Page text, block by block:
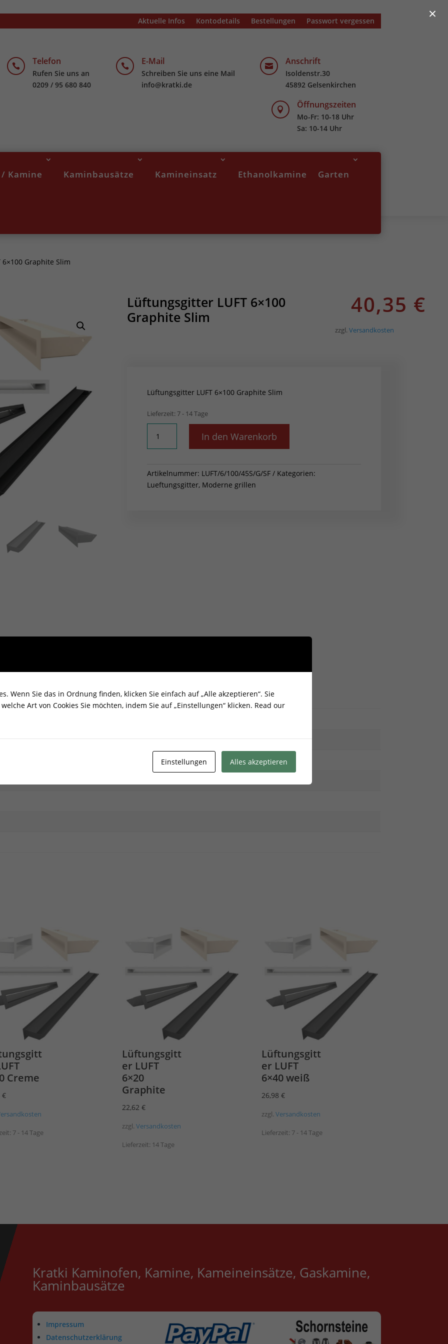
Aktuelle Infos Kontodetails Bestellungen Passwort vergessen
 Telefon
Rufen Sie uns an
0209 / 95 680 840
 E-Mail
Schreiben Sie uns eine Mail
info@kratki.de
 Anschrift
Isoldenstr.30
45892 Gelsenkirchen
 Öffnungszeiten
Mo-Fr: 10-18 Uhr
Sa: 10-14 Uhr
Kamine Kaminbausätze Kamineinsatz Ethanolkamine Garten
Graphite Slim
Lüftungsgitter LUFT 6×100
Graphite Slim
40,35 €
zzgl. Versandkosten
Lüftungsgitter LUFT 6×100 Graphite Slim
Lieferzeit: 7 - 14 Tage
LUFT
6x100
Slim
Menge
In den Warenkorb
Artikelnummer: LUFT/6/100/45S/G/SF
Kategorien:
Lueftungsgitter, Moderne grillen
Creme
€
7 - 14 Tage
Lüftungsgitt
er LUFT
6×20
Graphite
22,62€
zzgl.Versandkosten
Lieferzeit: 14 Tage
Lüftungsgitt
er LUFT
6×40 weiß
26,98€
zzgl.Versandkosten
Lieferzeit: 7 - 14 Tage
Kratki Kaminofen, Kamine, Kameineinsätze, Gaskamine,
Kaminbausätze
Impressum
Datenschutzerklärung
×
Wenn Sie das in Ordnung finden, klicken Sie einfach auf „Alle akzeptieren“. Sie
Art von Cookies Sie möchten, indem Sie auf „Einstellungen“ klicken. Read our
Einstellungen Alles akzeptieren